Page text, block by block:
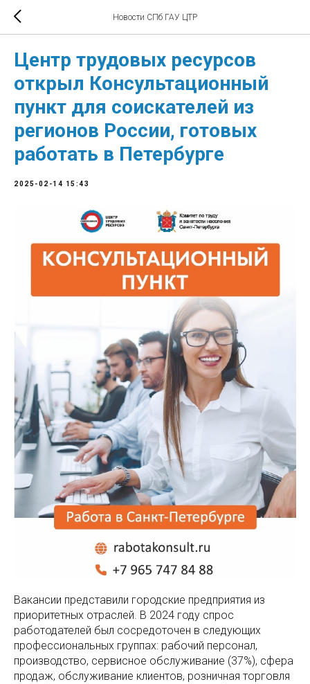
Новости СПб ГАУ ЦТР
Центр трудовых ресурсов
открыл Консультационный
пункт для соискателей из
регионов России, готовых
работать в Петербурге
2025-02-14 15:43
Вакансии представили городские предприятия из
приоритетных отраслей. В 2024 году спрос
работодателей был сосредоточен в следующих
профессиональных группах: рабочий персонал,
производство, сервисное обслуживание (37%), сфера
продаж, обслуживание клиентов, розничная торговля